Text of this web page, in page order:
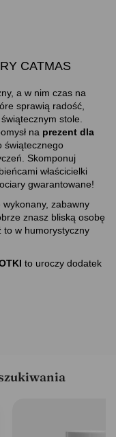
CATMAS
a w nim czas na
sprawią radość,
stole.
na prezent dla
świątecznego
Skomponuj
właścicielki
gwarantowane!
zabawny
znasz bliską osobę
to w humorystyczny
to uroczy dodatek